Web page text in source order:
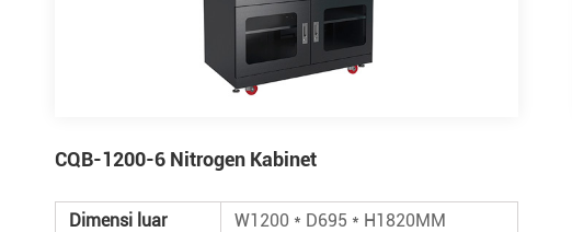
CQB-1200-6 Nitrogen Kabinet
Dimensi luar
W1200 * D695 * H1820MM